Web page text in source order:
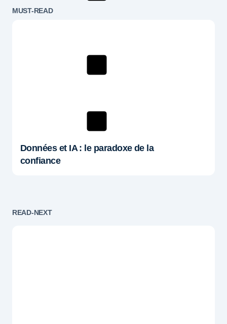
MUST-READ
Données et IA : le paradoxe de la
confiance
READ-NEXT